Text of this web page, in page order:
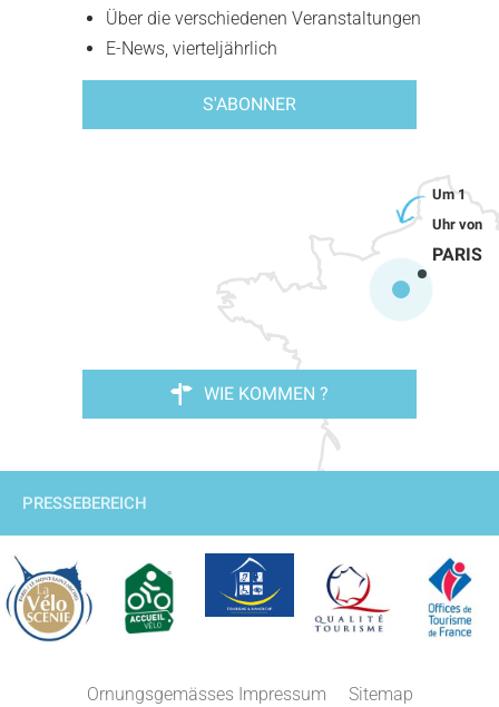
Über die verschiedenen Veranstaltungen
E-News, vierteljährlich
S'ABONNER
PARIS
WIE KOMMEN ?
PRESSEBEREICH
Ornungsgemässes Impressum Sitemap